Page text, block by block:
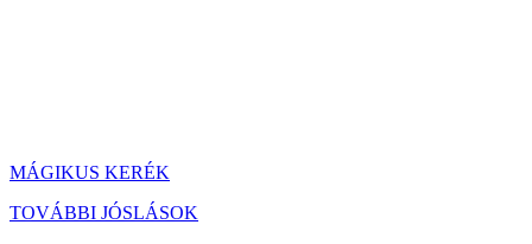
MÁGIKUS KERÉK
TOVÁBBI JÓSLÁSOK